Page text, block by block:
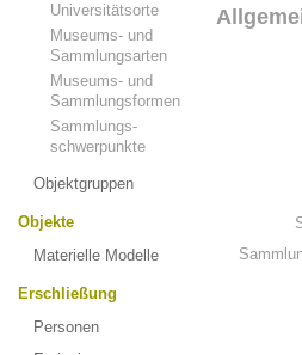
Universitätsorte
Museums- und
Sammlungsarten
Museums- und
Sammlungsformen
Sammlungs-
schwerpunkte
Objektgruppen
Objekte
Materielle Modelle
Erschließung
Personen